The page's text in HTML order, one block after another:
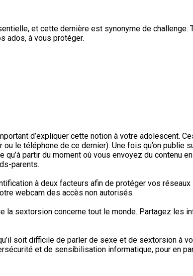
et cette dernière est synonyme de challenge.
ados, à vous protéger.
d’expliquer cette notion à votre adolescent.
le téléphone de ce dernier). Une fois qu’on publie
partir du moment où vous envoyez du contenu
parents.
à deux facteurs afin de protéger vos
webcam des accès non autorisés.
sextorsion concerne tout le monde. Partagez les
soit difficile de parler de sexe et de sextorsion à
et de sensibilisation informatique, pour en